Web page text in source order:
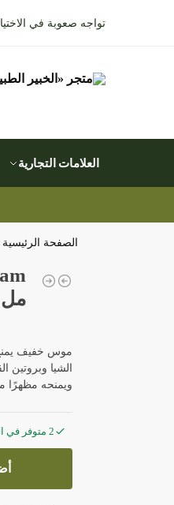
تواجه صعوبة في
العلامات التجارية
الصفحة الرئيسية
مل
موس خفيف يمنح
الشيا وبروتين
ويمنحه مظهرًا
2 متوفر في المخزون (يمكن الحجز بالطلب المسبق)